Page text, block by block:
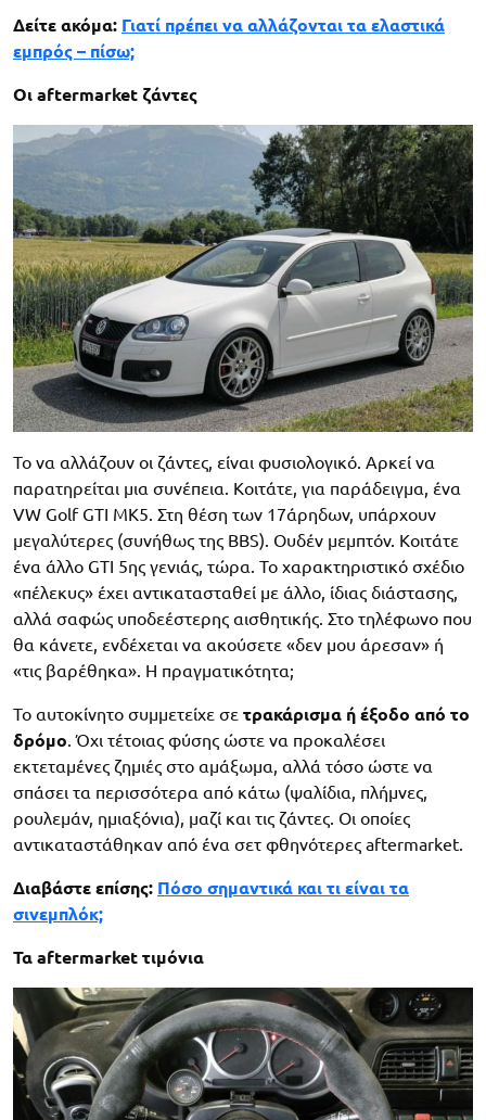
Δείτε ακόμα: Γιατί πρέπει να αλλάζονται τα ελαστικά
εμπρός – πίσω;
Οι aftermarket ζάντες
Το να αλλάζουν οι ζάντες, είναι φυσιολογικό. Αρκεί να
παρατηρείται μια συνέπεια. Κοιτάτε, για παράδειγμα, ένα
VW Golf GTI MK5. Στη θέση των 17άρηδων, υπάρχουν
μεγαλύτερες (συνήθως της BBS). Ουδέν μεμπτόν. Κοιτάτε
ένα άλλο GTI 5ης γενιάς, τώρα. Το χαρακτηριστικό σχέδιο
«πέλεκυς» έχει αντικατασταθεί με άλλο, ίδιας διάστασης,
αλλά σαφώς υποδεέστερης αισθητικής. Στο τηλέφωνο που
θα κάνετε, ενδέχεται να ακούσετε «δεν μου άρεσαν» ή
«τις βαρέθηκα». Η πραγματικότητα;
Το αυτοκίνητο συμμετείχε σε τρακάρισμα ή έξοδο από το
δρόμο. Όχι τέτοιας φύσης ώστε να προκαλέσει
εκτεταμένες ζημιές στο αμάξωμα, αλλά τόσο ώστε να
σπάσει τα περισσότερα από κάτω (ψαλίδια, πλήμνες,
ρουλεμάν, ημιαξόνια), μαζί και τις ζάντες. Οι οποίες
αντικαταστάθηκαν από ένα σετ φθηνότερες aftermarket.
Διαβάστε επίσης: Πόσο σημαντικά και τι είναι τα
σινεμπλόκ;
Τα aftermarket τιμόνια